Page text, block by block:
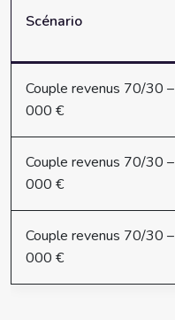
Scénario
Couple revenus 70/30
000 €
Couple revenus 70/30
000 €
Couple revenus 70/30
000 €